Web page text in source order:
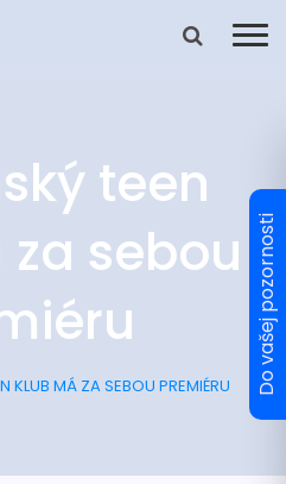
teen
sebou
KLUB MÁ ZA SEBOU PREMIÉRU